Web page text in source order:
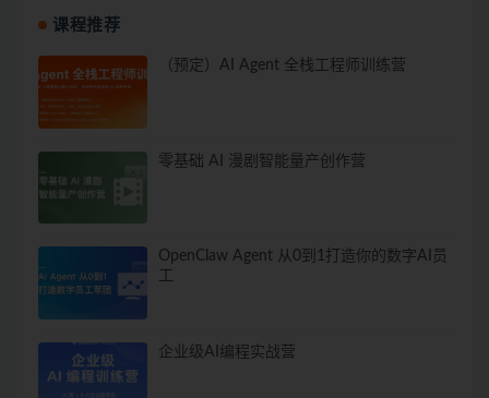
课程推荐
（预定）AI Agent 全栈工程师训练营
零基础 AI 漫剧智能量产创作营
OpenClaw Agent 从0到1打造你的数字AI员
企业级AI编程实战营